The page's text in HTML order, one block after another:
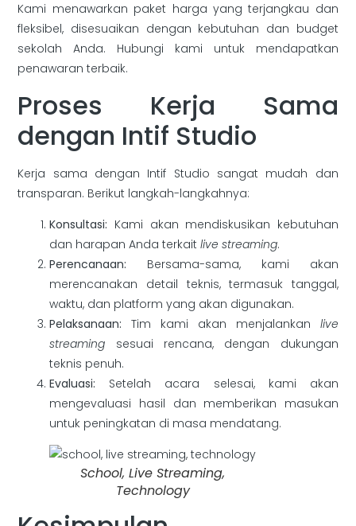
Kami menawarkan paket harga yang terjangkau dan
fleksibel, disesuaikan dengan kebutuhan dan budget
sekolah Anda. Hubungi kami untuk mendapatkan
penawaran terbaik.
Proses Kerja Sama
dengan Intif Studio
Kerja sama dengan Intif Studio sangat mudah dan
transparan. Berikut langkah-langkahnya:
Konsultasi: Kami akan mendiskusikan kebutuhan
dan harapan Anda terkaitlive streaming.
Perencanaan: Bersama-sama, kami akan
merencanakan detail teknis, termasuk tanggal,
waktu, dan platform yang akan digunakan.
Pelaksanaan: Tim kami akan menjalankan live
streaming sesuai rencana, dengan dukungan
teknis penuh.
Evaluasi: Setelah acara selesai, kami akan
mengevaluasi hasil dan memberikan masukan
untuk peningkatan di masa mendatang.
School, Live Streaming,
Technology